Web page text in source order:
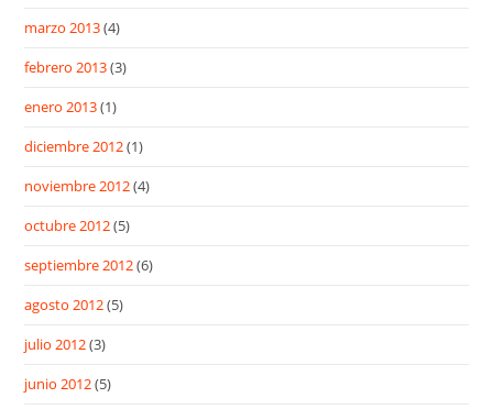
marzo 2013(4)
febrero 2013(3)
enero 2013(1)
diciembre 2012(1)
noviembre 2012(4)
octubre 2012(5)
septiembre 2012(6)
agosto 2012(5)
julio 2012(3)
junio 2012(5)